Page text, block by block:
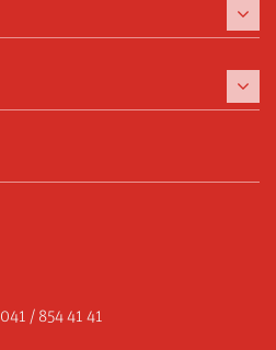
041 / 854 41 41